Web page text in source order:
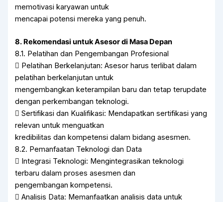
memotivasi karyawan untuk
mencapai potensi mereka yang penuh.
8. Rekomendasi untuk Asesor di Masa Depan
8.1. Pelatihan dan Pengembangan Profesional
 Pelatihan Berkelanjutan: Asesor harus terlibat dalam
pelatihan berkelanjutan untuk
mengembangkan keterampilan baru dan tetap terupdate
dengan perkembangan teknologi.
 Sertifikasi dan Kualifikasi: Mendapatkan sertifikasi yang
relevan untuk menguatkan
kredibilitas dan kompetensi dalam bidang asesmen.
8.2. Pemanfaatan Teknologi dan Data
 Integrasi Teknologi: Mengintegrasikan teknologi
terbaru dalam proses asesmen dan
pengembangan kompetensi.
 Analisis Data: Memanfaatkan analisis data untuk